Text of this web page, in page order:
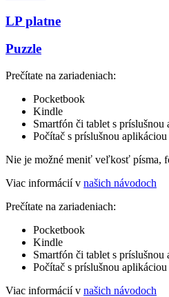
LP platne
Puzzle
Prečítate na zariadeniach:
Pocketbook
Kindle
Smartfón či tablet s príslušnou
Počítač s príslušnou aplikáciou
Nie je možné meniť veľkosť písma,
Viac informácií v našich návodoch
Prečítate na zariadeniach:
Pocketbook
Kindle
Smartfón či tablet s príslušnou
Počítač s príslušnou aplikáciou
Viac informácií v našich návodoch